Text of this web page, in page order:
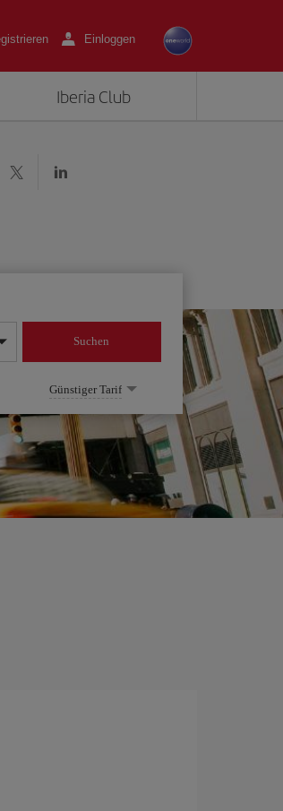
Einloggen
Iberia Club
Suchen
Günstiger Tarif